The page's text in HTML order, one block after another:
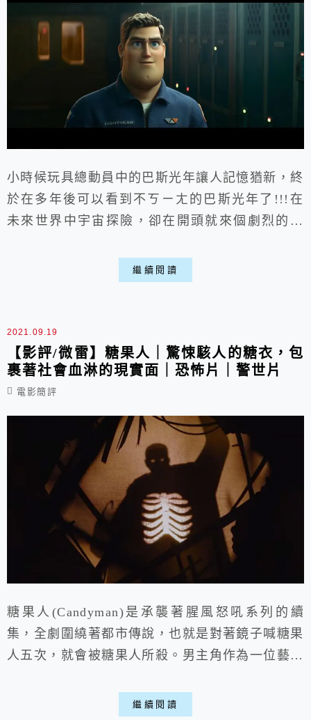
小時候玩具總動員中的巴斯光年讓人記憶猶新，終
於在多年後可以看到不ㄎㄧㄤ的巴斯光年了!!!在
未來世界中宇宙探險，卻在開頭就來個劇烈的轉
細節上小瑕疵不用太介意喵。
https://www.youtube.com/watch?v=veYJtiBFxCc
折，該有的動作場景也都有，角色們刻劃的挺細
膩，會讓人跟隨...
繼續閱讀
2021.09.19
【影評/微雷】糖果人｜驚悚駭人的糖衣，包
裹著社會血淋的現實面｜恐怖片｜警世片
電影簡評
糖果人(Candyman)是承襲著腥風怒吼系列的續
集，全劇圍繞著都市傳說，也就是對著鏡子喊糖果
人五次，就會被糖果人所殺。男主角作為一位藝術
感，自此開始一步步的揭露這傳說的真相，就讓我
繼續閱讀